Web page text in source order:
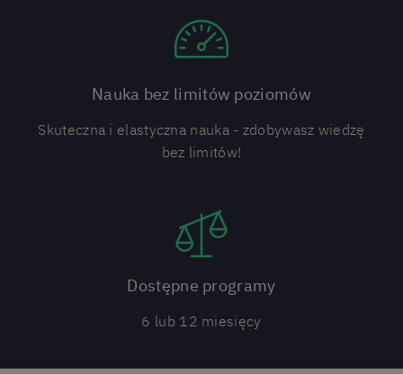
Nauka bez limitów poziomów
Skuteczna i elastyczna nauka - zdobywasz wiedzę
bez limitów!
Dostępne programy
6 lub 12 miesięcy